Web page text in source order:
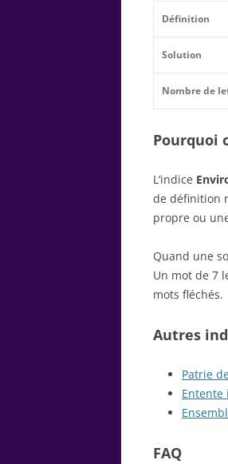
Définition
Solution
Nombre de
Pourquoi
L’indice
de définition
propre ou
Quand une
Un mot de 7
mots fléchés.
Autres
Patrie
Entente
FAQ